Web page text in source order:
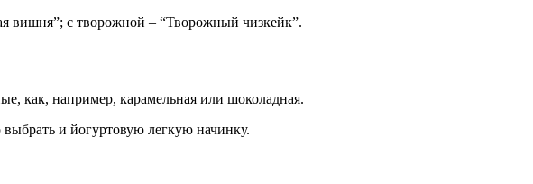
вишня”; с творожной – “Творожный чизкейк”.
как, например, карамельная или шоколадная.
и йогуртовую легкую начинку.